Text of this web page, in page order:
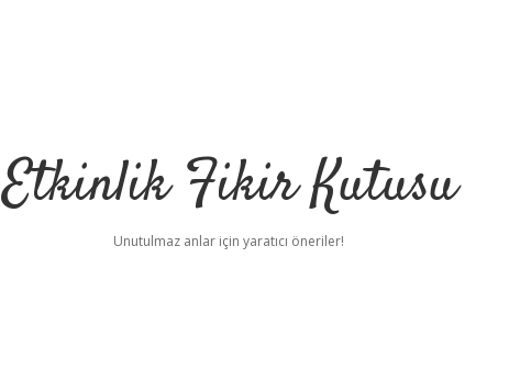
Etkinlik Fikir Kutusu
Unutulmaz anlar için yaratıcı öneriler!